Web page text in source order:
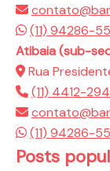
(11) 94286-
Atibaia (sub-
Rua
(11) 4412-
(11) 94286-
Posts